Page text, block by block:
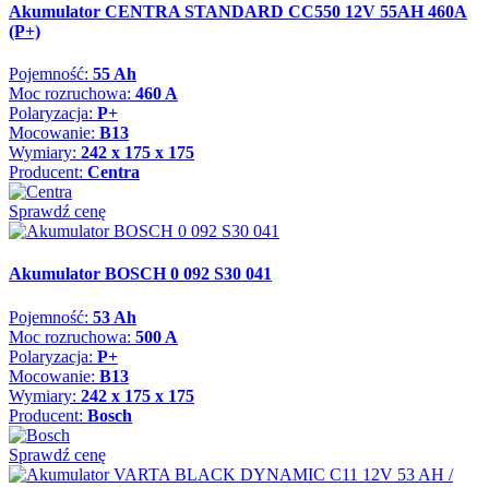
Akumulator CENTRA STANDARD CC550 12V 55AH 460A
(P+)
Pojemność: 55 Ah
Moc rozruchowa: 460 A
Polaryzacja: P+
Mocowanie: B13
Wymiary: 242 x 175 x 175
Producent: Centra
Sprawdź cenę
Akumulator BOSCH 0 092 S30 041
Pojemność: 53 Ah
Moc rozruchowa: 500 A
Polaryzacja: P+
Mocowanie: B13
Wymiary: 242 x 175 x 175
Producent: Bosch
Sprawdź cenę